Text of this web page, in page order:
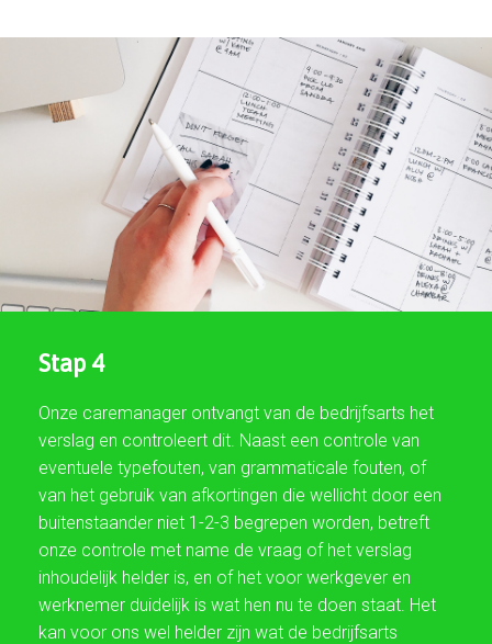
Stap 4
Onze caremanager ontvangt van de bedrijfsarts het
verslag en controleert dit. Naast een controle van
eventuele typefouten, van grammaticale fouten, of
van het gebruik van afkortingen die wellicht door een
buitenstaander niet 1-2-3 begrepen worden, betreft
onze controle met name de vraag of het verslag
inhoudelijk helder is, en of het voor werkgever en
werknemer duidelijk is wat hen nu te doen staat. Het
kan voor ons wel helder zijn wat de bedrijfsarts